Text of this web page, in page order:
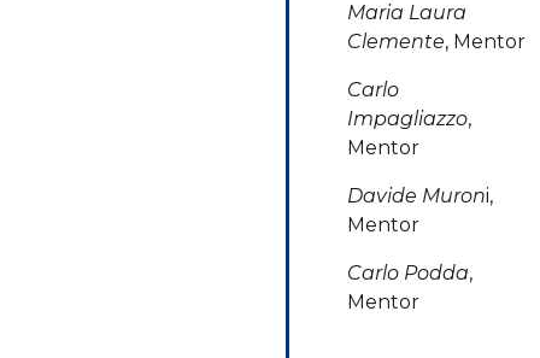
Maria Laura
Clemente, Mentor
Carlo
Impagliazzo,
Mentor
Davide Muroni,
Mentor
Carlo Podda,
Mentor